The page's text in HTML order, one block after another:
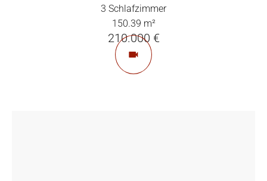
3 Schlafzimmer
150.39 m²
210.000 €